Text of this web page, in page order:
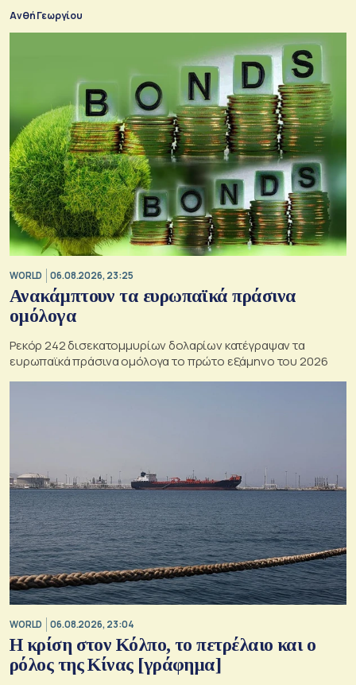
Ανθή Γεωργίου
WORLD 06.08.2026, 23:25
Ανακάμπτουν τα ευρωπαϊκά πράσινα
ομόλογα
Ρεκόρ 242 δισεκατομμυρίων δολαρίων κατέγραψαν τα
ευρωπαϊκά πράσινα ομόλογα το πρώτο εξάμηνο του 2026
WORLD 06.08.2026, 23:04
Η κρίση στoν Κόλπο, το πετρέλαιο και ο
ρόλος της Κίνας [γράφημα]